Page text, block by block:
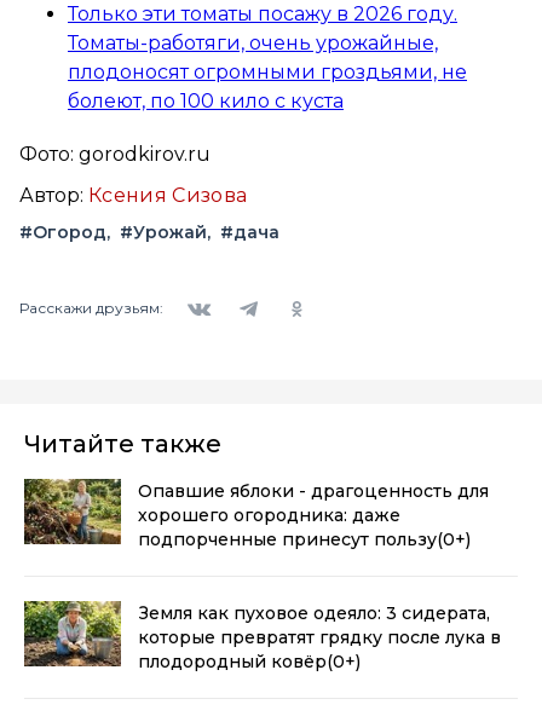
Только эти томаты посажу в 2026 году.
Томаты-работяги, очень урожайные,
плодоносят огромными гроздьями, не
болеют, по 100 кило с куста
Фото: gorodkirov.ru
Автор: Ксения Сизова
#Огород #Урожай #дача
Расскажи друзьям:
Читайте также
Опавшие яблоки - драгоценность для
хорошего огородника: даже
подпорченные принесут пользу(0+)
Земля как пуховое одеяло: 3 сидерата,
которые превратят грядку после лука в
плодородный ковёр(0+)